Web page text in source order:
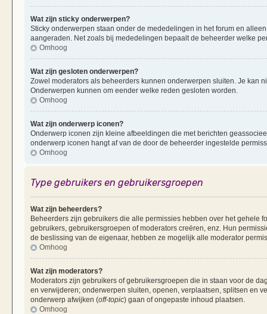
Wat zijn sticky onderwerpen?
Sticky onderwerpen staan onder de mededelingen in het forum en
aangeraden. Net zoals bij mededelingen bepaalt de beheerder welke
Omhoog
Wat zijn gesloten onderwerpen?
Zowel moderators als beheerders kunnen onderwerpen sluiten. Je kan
Onderwerpen kunnen om eender welke reden gesloten worden.
Omhoog
Wat zijn onderwerp iconen?
Onderwerp iconen zijn kleine afbeeldingen die met berichten
onderwerp iconen hangt af van de door de beheerder ingestelde
Omhoog
Type gebruikers en gebruikersgroepen
Wat zijn beheerders?
Beheerders zijn gebruikers die alle permissies hebben over het gehele
gebruikers, gebruikersgroepen of moderators creëren, enz. Hun
de beslissing van de eigenaar, hebben ze mogelijk alle moderator
Omhoog
Wat zijn moderators?
Moderators zijn gebruikers of gebruikersgroepen die in staan voor de
en verwijderen; onderwerpen sluiten, openen, verplaatsen, splitsen en
onderwerp afwijken (off-topic) gaan of ongepaste inhoud plaatsen.
Omhoog